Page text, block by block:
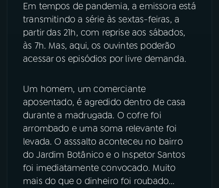
TikTok
Em tempos de pandemia, a emissora está
transmitindo a série às sextas-feiras, a
partir das 21h, com reprise aos sábados,
às 7h. Mas, aqui, os ouvintes poderão
acessar os episódios por livre demanda.
Um homem, um comerciante
aposentado, é agredido dentro de casa
durante a madrugada. O cofre foi
arrombado e uma soma relevante foi
levada. O asssalto aconteceu no bairro
do Jardim Botânico e o Inspetor Santos
foi imediatamente convocado. Muito
mais do que o dinheiro foi roubado...